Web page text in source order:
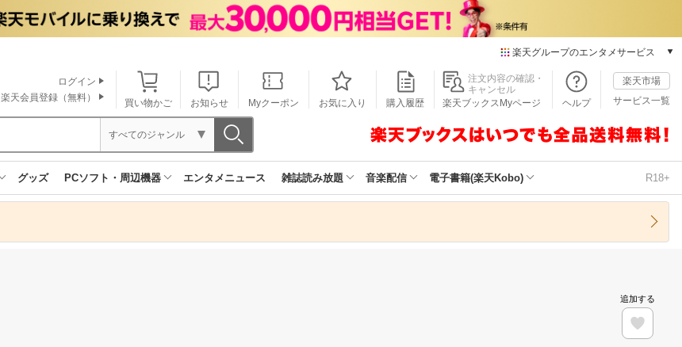
楽天グループのエンタメサービス
本/ゲーム/CD/DVD
楽天ブックス
楽天Kobo
楽天ミュージック
楽天TV
買い物かご お知らせ Myクーポン お気に入り 購入履歴
注文内容の確認・
キャンセル
楽天ブックスMyページ
ヘルプ
楽天市場
サービス一覧
ログイン
楽天会員登録（無料）
すべてのジャンル
グッズ PCソフト・周辺機器 エンタメニュース 雑誌読み放題 音楽配信 電子書籍(楽天Kobo) R18+
追加する